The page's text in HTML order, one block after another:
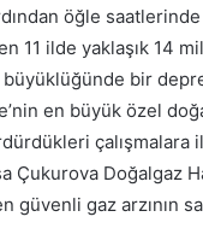
öğle
11 ilde yaklaşık 14
büyüklüğünde bir
en büyük özel
Çukurova Doğalgaz
güvenli gaz arzının